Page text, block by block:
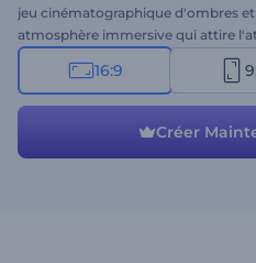
jeu cinématographique d'ombres
atmosphère immersive qui attire
Ajoutez le logo de votre marque,
sélectionnez une musique de fond
introductions cinématographiques,
16:9
Créer